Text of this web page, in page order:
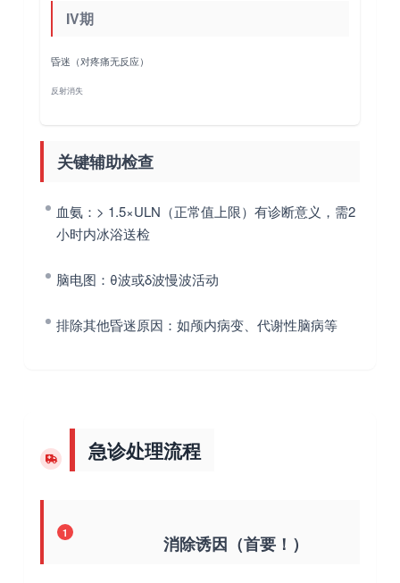
IV期
昏迷（对疼痛无反应）
反射消失
关键辅助检查
血氨 ：> 1.5×ULN（正常值上限）有诊断意义，需2
小时内冰浴送检
脑电图 ：θ波或δ波慢波活动
排除其他昏迷原因 ：如颅内病变、代谢性脑病等
急诊处理流程
1 消除诱因（首要！）